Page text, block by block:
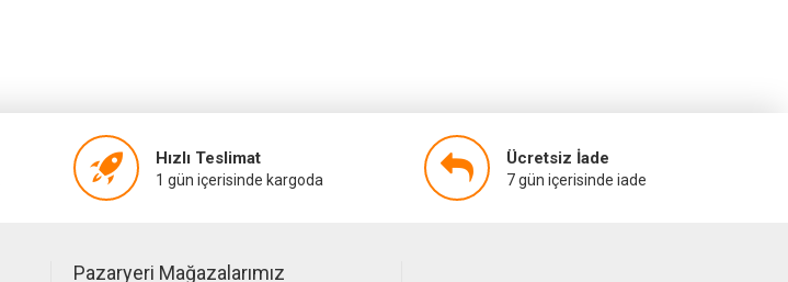
Hızlı Teslimat
1 gün içerisinde kargoda
Ücretsiz İade
7 gün içerisinde iade
Pazaryeri Mağazalarımız